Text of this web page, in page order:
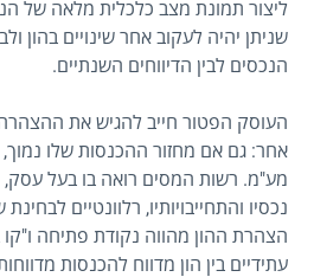
ליצור תמונת מצב כלכלית מלאה של
שניתן יהיה לעקוב אחר שינויים בהון
הנכסים לבין הדיווחים השנתיים.
העוסק הפטור חייב להגיש את
אחר: גם אם מחזור ההכנסות שלו נמוך,
מע"מ. רשות המסים רואה בו בעל עסק,
נכסיו והתחייבויותיו, רלוונטיים
הצהרת ההון מהווה נקודת פתיחה ו"קו
עתידיים בין הון מדווח להכנסות